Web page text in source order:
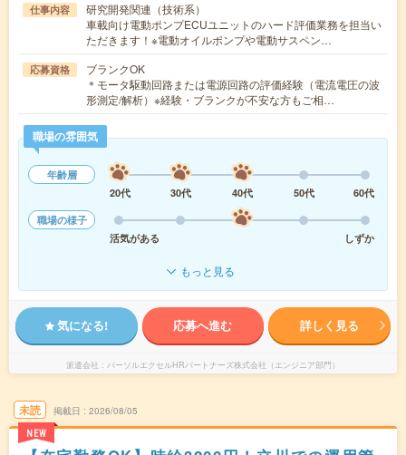
仕事内容
研究開発関連（技術系）
車載向け電動ポンプECUユニットのハード評価業務を担当い
ただきます！※電動オイルポンプや電動サスペン…
応募資格
ブランクOK
＊モータ駆動回路または電源回路の評価経験（電流電圧の波
形測定/解析）※経験・ブランクが不安な方もご相…
職場の雰囲気
年齢層
20代
30代 40代 50代
60代
職場の様子
活気がある
しずか
もっと見る
気になる! 応募へ進む 詳しく見る
派遣会社 パーソルエクセルHRパートナーズ株式会社（エンジニア部門）
未読
NEW
掲載日 2026/08/05